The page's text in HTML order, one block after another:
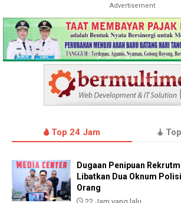
Advertisement
Top 24 Jam
Dugaan Penipuan
Libatkan Dua Oknum
Orang